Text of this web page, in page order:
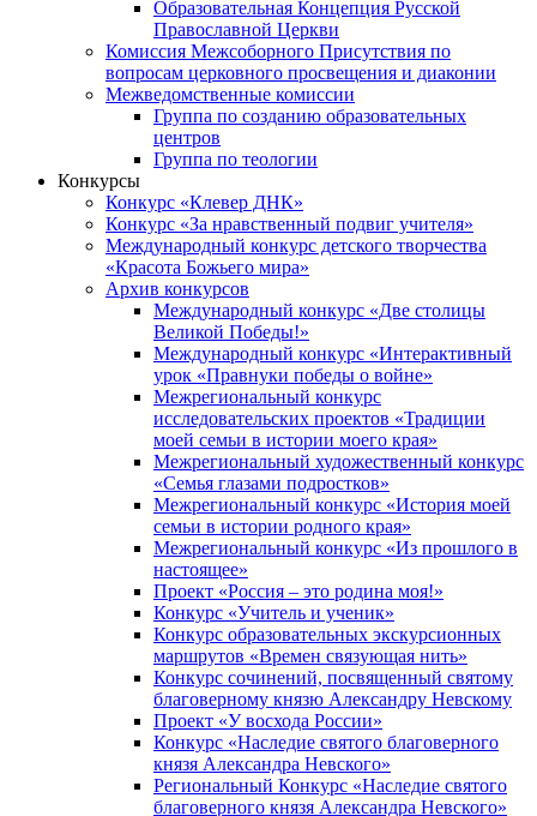
Образовательная Концепция Русской
Православной Церкви
Комиссия Межсоборного Присутствия по
вопросам церковного просвещения и диаконии
Межведомственные комиссии
Группа по созданию образовательных
центров
Группа по теологии
Конкурсы
Конкурс «Клевер ДНК»
Конкурс «За нравственный подвиг учителя»
Международный конкурс детского творчества
«Красота Божьего мира»
Архив конкурсов
Международный конкурс «Две столицы
Великой Победы!»
Международный конкурс «Интерактивный
урок «Правнуки победы о войне»
Межрегиональный конкурс
исследовательских проектов «Традиции
моей семьи в истории моего края»
Межрегиональный художественный конкурс
«Семья глазами подростков»
Межрегиональный конкурс «История моей
семьи в истории родного края»
Межрегиональный конкурс «Из прошлого в
настоящее»
Проект «Россия – это родина моя!»
Конкурс «Учитель и ученик»
Конкурс образовательных экскурсионных
маршрутов «Времен связующая нить»
Конкурс сочинений, посвященный святому
благоверному князю Александру Невскому
Проект «У восхода России»
Конкурс «Наследие святого благоверного
князя Александра Невского»
Региональный Конкурс «Наследие святого
благоверного князя Александра Невского»